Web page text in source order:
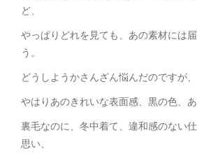
ど、
やっぱりどれを見ても、あの素材には
う。
どうしようかさんざん悩んだのですが、
やはりあのきれいな表面感、黒の色、
裏毛なのに、冬中着て、違和感のない
思い、